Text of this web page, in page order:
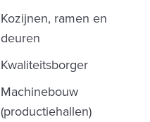
Kozijnen, ramen en
deuren
Kwaliteitsborger
Machinebouw
(productiehallen)